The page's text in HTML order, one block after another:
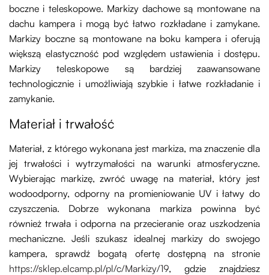
boczne i teleskopowe. Markizy dachowe są montowane na
dachu kampera i mogą być łatwo rozkładane i zamykane.
Markizy boczne są montowane na boku kampera i oferują
większą elastyczność pod względem ustawienia i dostępu.
Markizy teleskopowe są bardziej zaawansowane
technologicznie i umożliwiają szybkie i łatwe rozkładanie i
zamykanie.
Materiał i trwałość
Materiał, z którego wykonana jest markiza, ma znaczenie dla
jej trwałości i wytrzymałości na warunki atmosferyczne.
Wybierając markizę, zwróć uwagę na materiał, który jest
wodoodporny, odporny na promieniowanie UV i łatwy do
czyszczenia. Dobrze wykonana markiza powinna być
również trwała i odporna na przecieranie oraz uszkodzenia
mechaniczne. Jeśli szukasz idealnej markizy do swojego
kampera, sprawdź bogatą ofertę dostępną na stronie
https://sklep.elcamp.pl/pl/c/Markizy/19, gdzie znajdziesz